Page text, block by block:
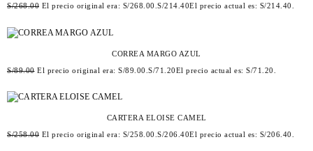
S/268.00 El precio original era: S/268.00. S/214.40El precio actual es: S/214.40.
CORREA MARGO AZUL
S/89.00 El precio original era: S/89.00. S/71.20El precio actual es: S/71.20.
CARTERA ELOISE CAMEL
S/258.00 El precio original era: S/258.00.S/206.40El precio actual es: S/206.40.